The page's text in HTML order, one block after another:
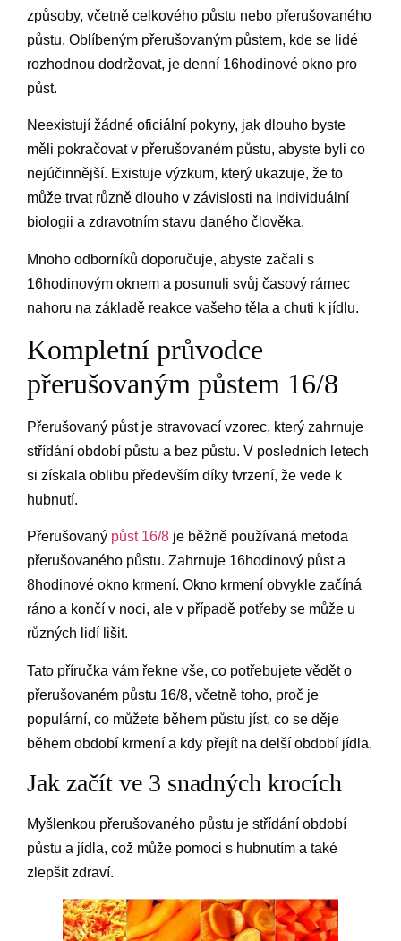
způsoby, včetně celkového půstu nebo přerušovaného
půstu. Oblíbeným přerušovaným půstem, kde se lidé
rozhodnou dodržovat, je denní 16hodinové okno pro
půst.
Neexistují žádné oficiální pokyny, jak dlouho byste
měli pokračovat v přerušovaném půstu, abyste byli co
nejúčinnější. Existuje výzkum, který ukazuje, že to
může trvat různě dlouho v závislosti na individuální
biologii a zdravotním stavu daného člověka.
Mnoho odborníků doporučuje, abyste začali s
16hodinovým oknem a posunuli svůj časový rámec
nahoru na základě reakce vašeho těla a chuti k jídlu.
Kompletní průvodce
přerušovaným půstem 16/8
Přerušovaný půst je stravovací vzorec, který zahrnuje
střídání období půstu a bez půstu. V posledních letech
si získala oblibu především díky tvrzení, že vede k
hubnutí.
Přerušovaný půst 16/8 je běžně používaná metoda
přerušovaného půstu. Zahrnuje 16hodinový půst a
8hodinové okno krmení. Okno krmení obvykle začíná
ráno a končí v noci, ale v případě potřeby se může u
různých lidí lišit.
Tato příručka vám řekne vše, co potřebujete vědět o
přerušovaném půstu 16/8, včetně toho, proč je
populární, co můžete během půstu jíst, co se děje
během období krmení a kdy přejít na delší období jídla.
Jak začít ve 3 snadných krocích
Myšlenkou přerušovaného půstu je střídání období
půstu a jídla, což může pomoci s hubnutím a také
zlepšit zdraví.